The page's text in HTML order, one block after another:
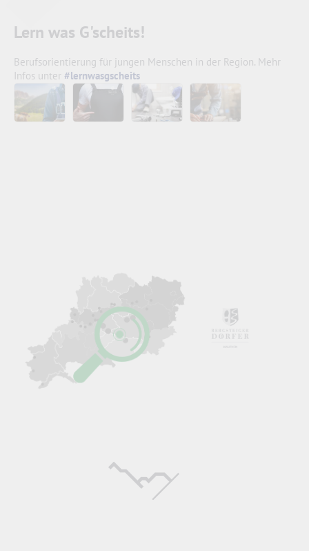
Lern was G'scheits!
Berufsorientierung für jungen Menschen in der Region. Mehr
Infos unter #lernwasgscheits